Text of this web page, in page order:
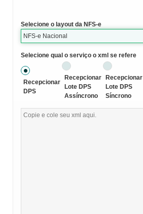
Selecione o layout da NFS-e
NFS-e Nacional
Selecione qual o serviço o xml se refere
Recepcionar
DPS
Recepcionar
Lote DPS
Assíncrono
Recepcionar
Lote DPS
Síncrono